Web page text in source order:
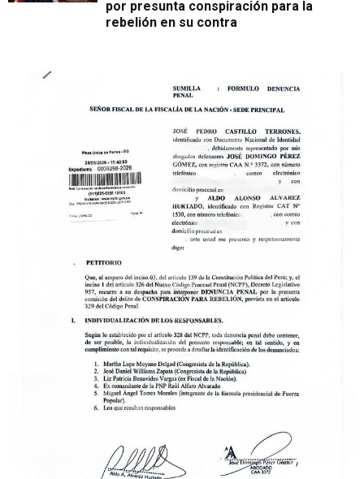
por presunta conspiración para la
rebelión en su contra